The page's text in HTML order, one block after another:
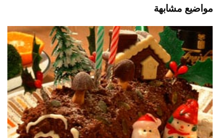
مواضيع مشابهة